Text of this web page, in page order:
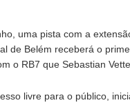
uma pista com a
de Belém receberá o
o RB7 que Sebastian
livre para o público,